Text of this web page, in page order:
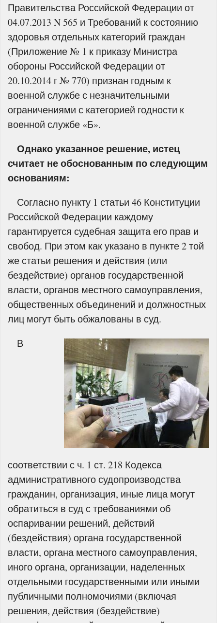
Правительства Российской Федерации от
04.07.2013 N 565 и Требований к состоянию
здоровья отдельных категорий граждан
(Приложение № 1 к приказу Министра
обороны Российской Федерации от
20.10.2014 г № 770) признан годным к
военной службе с незначительными
ограничениями с категорией годности к
военной службе «Б».
Однако указанное решение, истец
считает не обоснованным по следующим
основаниям:
Согласно пункту 1 статьи 46 Конституции
Российской Федерации каждому
гарантируется судебная защита его прав и
свобод. При этом как указано в пункте 2 той
же статьи решения и действия (или
бездействие) органов государственной
власти, органов местного самоуправления,
общественных объединений и должностных
лиц могут быть обжалованы в суд.
В
соответствии с ч. 1 ст. 218 Кодекса
административного судопроизводства
гражданин, организация, иные лица могут
обратиться в суд с требованиями об
оспаривании решений, действий
(бездействия) органа государственной
власти, органа местного самоуправления,
иного органа, организации, наделенных
отдельными государственными или иными
публичными полномочиями (включая
решения, действия (бездействие)